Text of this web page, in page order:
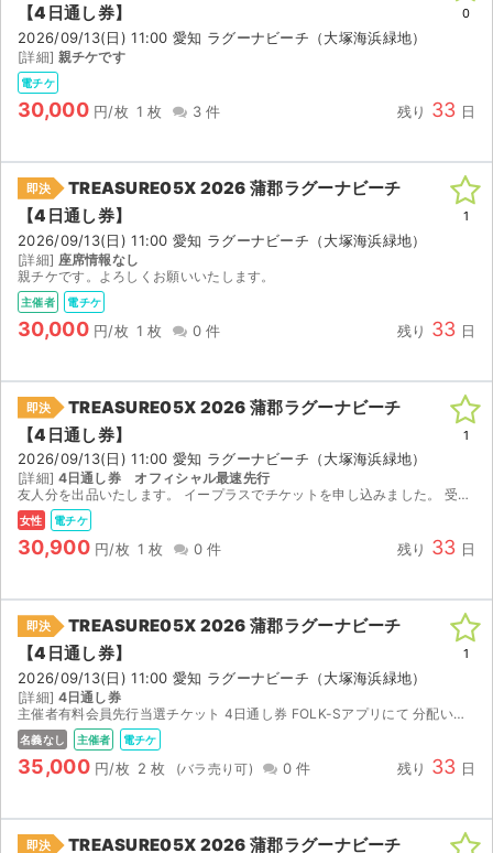
公演登録依頼
不正転売禁止法について
チケットジャムの取り組み
【4日通し券】
2026/09/13(日) 11:00 愛知 ラグーナビーチ（大塚海浜緑地）
[詳細] 親チケです
電チケ
30,000 円/枚 1 枚 3 件 残り 33 日
0
即決
TREASURE05X 2026 蒲郡ラグーナビーチ
【4日通し券】
2026/09/13(日) 11:00 愛知 ラグーナビーチ（大塚海浜緑地）
[詳細] 座席情報なし
親チケです。よろしくお願いいたします。
主催者 電チケ
30,000 円/枚 1 枚 0 件 残り 33 日
1
即決
TREASURE05X 2026 蒲郡ラグーナビーチ
【4日通し券】
2026/09/13(日) 11:00 愛知 ラグーナビーチ（大塚海浜緑地）
[詳細] 4日通し券 オフィシャル最速先行
友人分を出品いたします。 イープラスでチケットを申し込みました。 受け取りはFOLKSという専用のアプリになりますを チケットは手元にあるのですが、分配期間が8/28 20:00〜になりますので...
女性 電チケ
30,900 円/枚 1 枚 0 件 残り 33 日
1
即決
TREASURE05X 2026 蒲郡ラグーナビーチ
【4日通し券】
2026/09/13(日) 11:00 愛知 ラグーナビーチ（大塚海浜緑地）
[詳細] 4日通し券
主催者有料会員先行当選チケット 4日通し券 FOLK-Sアプリにて 分配いたします 分配開始は8/28 20時以降です
名義なし 主催者 電チケ
35,000 円/枚 2 枚 0 件 残り 33 日
1
即決 TREASURE05X 2026 蒲郡ラグーナビーチ